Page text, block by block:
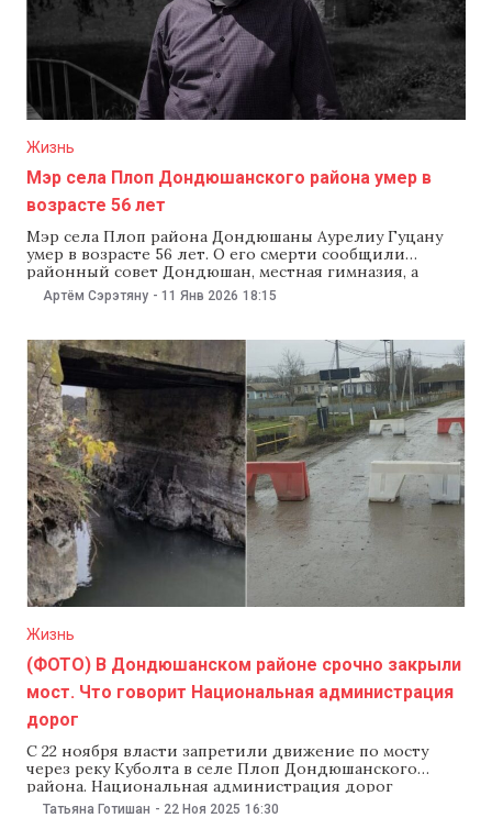
Жизнь
Мэр села Плоп Дондюшанского района умер в
возрасте 56 лет
Мэр села Плоп района Дондюшаны Аурелиу Гуцану
умер в возрасте 56 лет. О его смерти сообщили
районный совет Дондюшан, местная гимназия, а
также территориальная организация партии
«Действие и солидарность» (PAS) в районе.
соболезнования семье, родным, коллегам и всем, кто
знал господина Аурелиу Гуцану. Он останется
Артём Сэрэтяну - 11 Янв 2026 18:15
Жизнь
(ФОТО) В Дондюшанском районе срочно закрыли
мост. Что говорит Национальная администрация
дорог
С 22 ноября власти запретили движение по мосту
через реку Куболта в селе Плоп Дондюшанского
района. Национальная администрация дорог
сообщила, что мэрия начала очищать русло, и это
Татьяна Готишан - 22 Ноя 2025 16:30